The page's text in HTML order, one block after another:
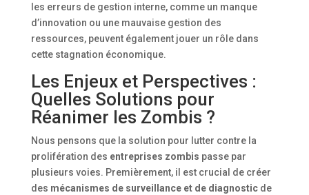
les erreurs de gestion interne, comme un manque
d’innovation ou une mauvaise gestion des
ressources, peuvent également jouer un rôle dans
cette stagnation économique.
Les Enjeux et Perspectives :
Quelles Solutions pour
Réanimer les Zombis ?
Nous pensons que la solution pour lutter contre la
prolifération des entreprises zombis passe par
plusieurs voies. Premièrement, il est crucial de créer
des mécanismes de surveillance et de diagnosticde